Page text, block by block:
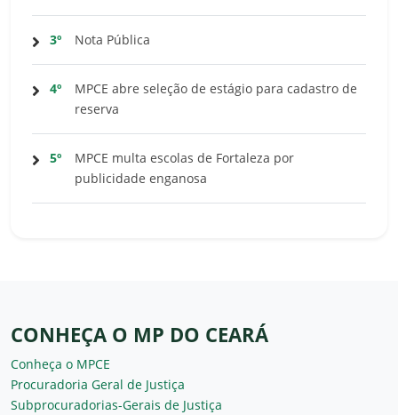
3º Nota Pública
4º
MPCE abre seleção de estágio para cadastro de
reserva
5º
MPCE multa escolas de Fortaleza por
publicidade enganosa
CONHEÇA O MP DO CEARÁ
Conheça o MPCE
Procuradoria Geral de Justiça
Subprocuradorias-Gerais de Justiça